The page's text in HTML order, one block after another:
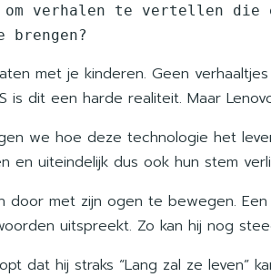
verhalen te vertellen die
met je kinderen. Geen
is dit een harde realiteit. Maar
we hoe deze technologie het
uiteindelijk dus ook hun stem
door met zijn ogen te bewegen.
uitspreekt. Zo kan hij nog
dat hij straks “Lang zal ze leven”